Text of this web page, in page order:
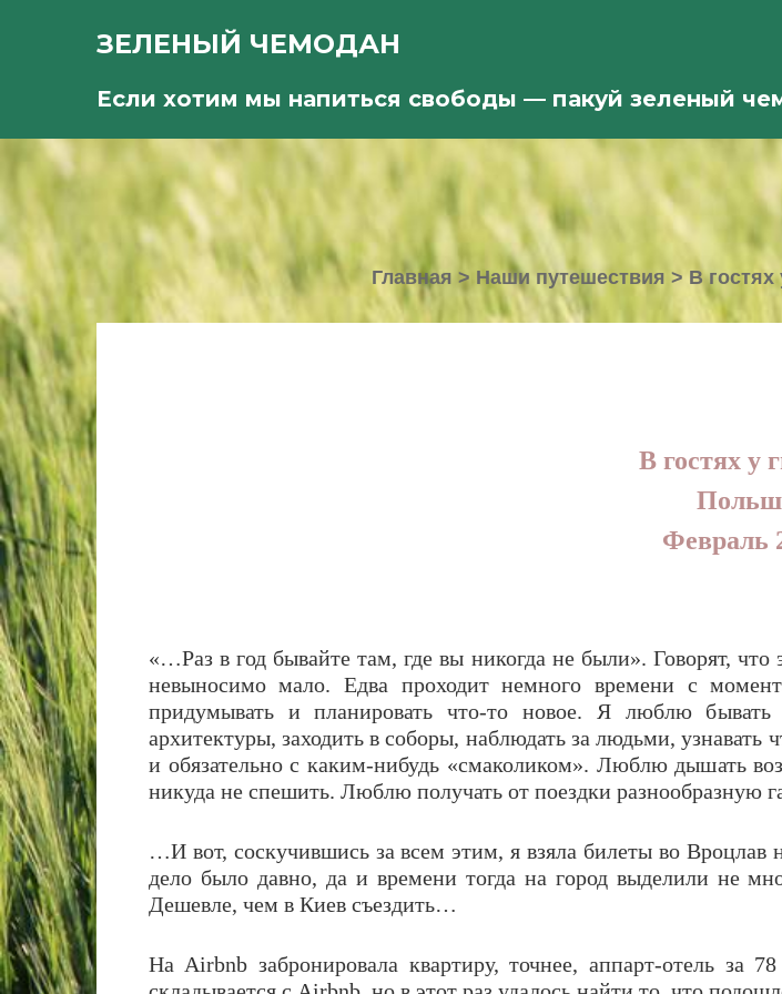
ЗЕЛЕНЫЙ ЧЕМОДАН
Если хотим мы напиться свободы — пакуй зеленый
Главная > Наши путешествия >В гостях
В гостях у
Февраль
«…Раз в год бывайте там, где вы никогда не были». Говорят,
невыносимо мало. Едва проходит немного времени с
придумывать и планировать что-то новое. Я люблю
архитектуры, заходить в соборы, наблюдать за людьми,
и обязательно с каким-нибудь «смаколиком». Люблю дышать
никуда не спешить. Люблю получать от поездки
…И вот, соскучившись за всем этим, я взяла билеты во
дело было давно, да и времени тогда на город выделили не
Дешевле, чем в Киев съездить…
На Airbnb забронировала квартиру, точнее, аппарт-отель